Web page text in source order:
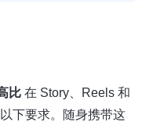
比 在 Story、Reels 和
下要求。随身携带这